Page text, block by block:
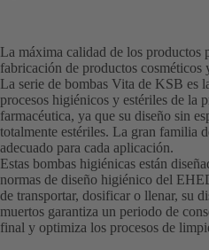
La máxima calidad de los productos
fabricación de productos cosméticos
La serie de bombas Vita de KSB es
procesos higiénicos y estériles de la
farmacéutica, ya que su diseño sin
totalmente estériles. La gran familia
adecuado para cada aplicación.
Estas bombas higiénicas están
normas de diseño higiénico del
de transportar, dosificar o llenar, su
muertos garantiza un periodo de
final y optimiza los procesos de